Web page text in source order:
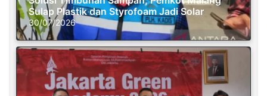
Sulap Plastik dan Styrofoam Jadi Solar
30/07/2026